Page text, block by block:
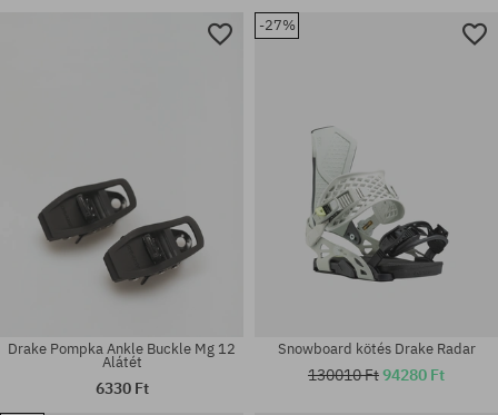
Drake Pompka Ankle Buckle Mg 12
Alátét
6330 Ft
-27%
Snowboard kötés Drake Radar
130010 Ft94280 Ft